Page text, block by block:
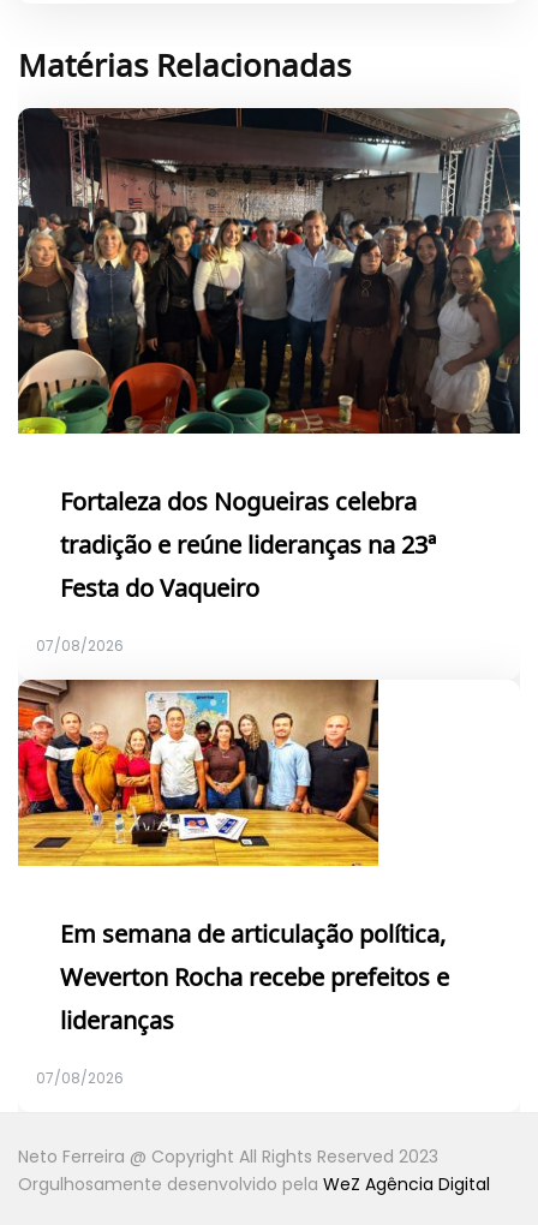
Matérias Relacionadas
Fortaleza dos Nogueiras celebra
tradição e reúne lideranças na 23ª
Festa do Vaqueiro
07/08/2026
Em semana de articulação política,
Weverton Rocha recebe prefeitos e
lideranças
07/08/2026
Neto Ferreira @ Copyright All Rights Reserved 2023
Orgulhosamente desenvolvido pela WeZ Agência Digital